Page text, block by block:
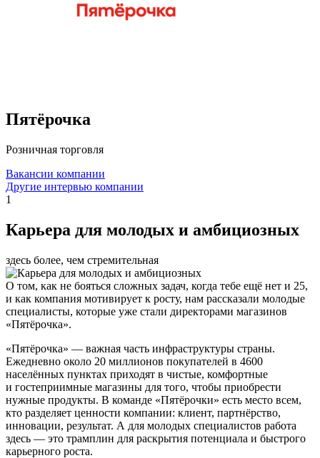
Пятёрочка
Розничная торговля
Вакансии компании
Другие интервью компании
1
Карьера для молодых и амбициозных
здесь более, чем стремительная
О том, как не бояться сложных задач, когда тебе ещё нет и 25,
и как компания мотивирует к росту, нам рассказали молодые
специалисты, которые уже стали директорами магазинов
«Пятёрочка».
«Пятёрочка» — важная часть инфраструктуры страны.
Ежедневно около 20 миллионов покупателей в 4600
населённых пунктах приходят в чистые, комфортные
и гостеприимные магазины для того, чтобы приобрести
нужные продукты. В команде «Пятёрочки» есть место всем,
кто разделяет ценности компании: клиент, партнёрство,
инновации, результат. А для молодых специалистов работа
здесь — это трамплин для раскрытия потенциала и быстрого
карьерного роста.